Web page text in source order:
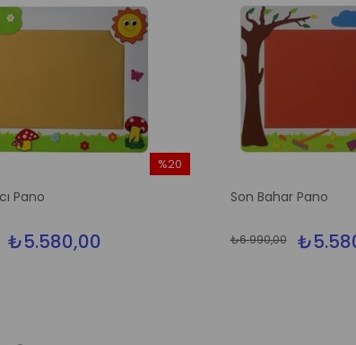
Pano
₺5.580,00
%20
Son Bahar Pano
₺6.990,00